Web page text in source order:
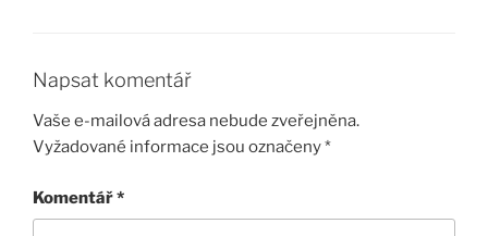
Napsat komentář
Vaše e-mailová adresa nebude zveřejněna.
Vyžadované informace jsou označeny*
Komentář*